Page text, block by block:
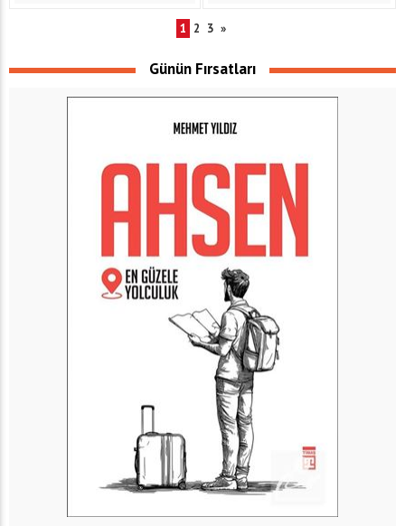
1 2 3 »
Günün Fırsatları